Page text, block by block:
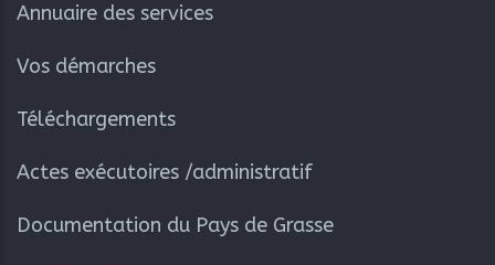
Annuaire des services
Vos démarches
Téléchargements
Actes exécutoires /administratif
Documentation du Pays de Grasse